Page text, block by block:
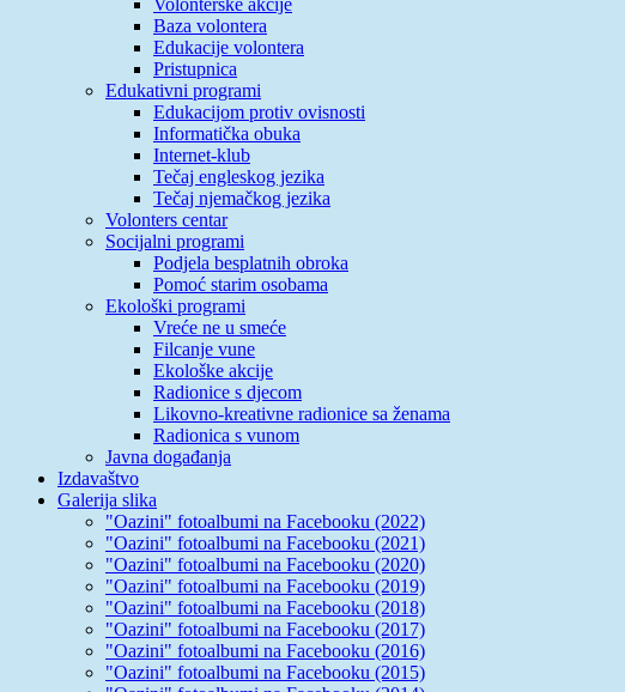
Baza volontera
Edukacije volontera
Pristupnica
Edukativni programi
Edukacijom protiv ovisnosti
Informatička obuka
Internet-klub
Tečaj engleskog jezika
Tečaj njemačkog jezika
Volonters centar
Socijalni programi
Podjela besplatnih obroka
Pomoć starim osobama
Ekološki programi
Vreće ne u smeće
Filcanje vune
Ekološke akcije
Radionice s djecom
Likovno-kreativne radionice sa ženama
Radionica s vunom
Javna događanja
Izdavaštvo
Galerija slika
"Oazini" fotoalbumi na Facebooku (2022)
"Oazini" fotoalbumi na Facebooku (2021)
"Oazini" fotoalbumi na Facebooku (2020)
"Oazini" fotoalbumi na Facebooku (2019)
"Oazini" fotoalbumi na Facebooku (2018)
"Oazini" fotoalbumi na Facebooku (2017)
"Oazini" fotoalbumi na Facebooku (2016)
"Oazini" fotoalbumi na Facebooku (2015)